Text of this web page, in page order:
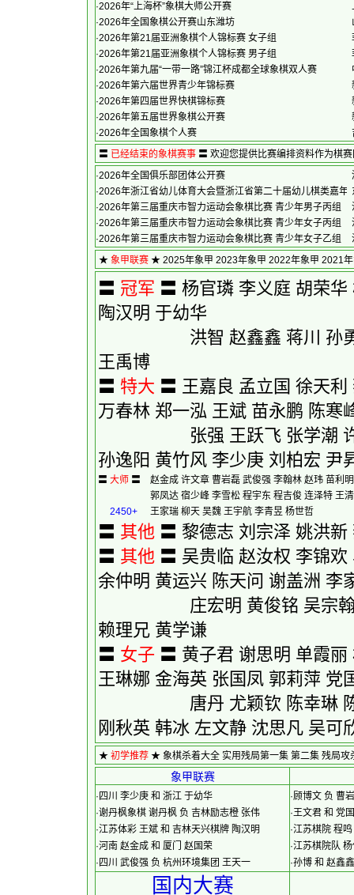
·2026年“上海杯”象棋大师公开赛
·2026年全国象棋公开赛山东潍坊
·2026年第21届亚洲象棋个人锦标赛 女子组
·2026年第21届亚洲象棋个人锦标赛 男子组
·2026年第九届“一带一路”锦江杯成都全球象棋双人赛
·2026年第六届世界青少年锦标赛
·2026年第四届世界快棋锦标赛
·2026年第五届世界象棋公开赛
·2026年全国象棋个人赛
〓 已经结束的象棋赛事〓 欢迎您提供比赛
·2026年全国俱乐部团体公开赛
·2026年浙江省幼儿体育大会暨浙江省第二十届幼儿棋类嘉年
·2026年第三届重庆市智力运动会象棋比赛 青少年男子丙组
·2026年第三届重庆市智力运动会象棋比赛 青少年女子丙组
·2026年第三届重庆市智力运动会象棋比赛 青少年女子乙组
★ 象甲联赛★ 2025年象甲 2023年象甲 2022年象甲 2021
〓 冠军 〓 杨官璘 李义庭 胡荣华
陶汉明 于幼华
洪智 赵鑫鑫 蒋川
孙
王禹博
〓 特大 〓 王嘉良 孟立国 徐天利
万春林 郑一泓 王斌 苗永鹏 陈寒
张强 王跃飞 张学潮
孙逸阳 黄竹风 李少庚 刘柏宏 尹
〓 大师 〓
2450+
赵金成 许文章 曹岩磊 武俊强 李翰林 赵玮 苗利明
郭凤达 宿少峰 李雪松 程宇东 程吉俊 连泽特 王清
王家瑞 柳天 吴魏 王宇航 李青昱 杨世哲
〓 其他 〓 黎德志 刘宗泽 姚洪新
〓 其他 〓 吴贵临 赵汝权 李锦欢
余仲明 黄运兴 陈天问 谢盖洲 李
庄宏明 黄俊铭 吴宗
赖理兄 黄学谦
〓 女子 〓 黄子君 谢思明 单霞丽
王琳娜 金海英 张国凤 郭莉萍 党
唐丹 尤颖钦 陈幸琳
刚秋英 韩冰 左文静 沈思凡 吴可
★ 初学推荐★ 象棋杀着大全 实用残局第一集 第二集 残局攻
象甲联赛
· 四川 李少庚 和 浙江 于幼华
·谢丹枫象棋 谢丹枫 负 吉林励志橙 张伟
·江苏体彩 王斌 和 吉林天兴棋牌 陶汉明
·河南 赵金成 和 厦门 赵国荣
· 四川 武俊强 负 杭州环境集团 王天一
·顾博文 负 曹
·王文君 和 党
·江苏棋院 程
·江苏棋院队
·孙博 和 赵鑫鑫
国内大赛